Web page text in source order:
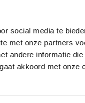
social media te
met onze partners
andere informatie
akkoord met onze
jaarlijks het
leningen
dezelfde
de
dat de bv een
renteverschil is